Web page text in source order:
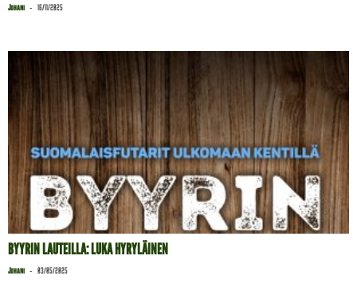
Juhani - 16/11/2025
BYYRIN LAUTEILLA: LUKA HYRYLÄINEN
Juhani - 03/05/2025